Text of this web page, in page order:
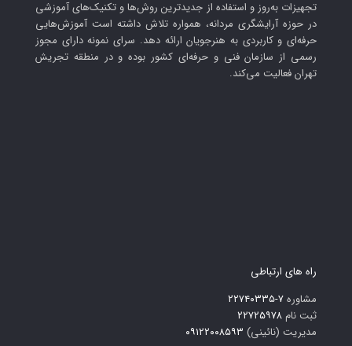
تجهیزات به‌روز و استفاده از جدیدترین روش‌ها و تکنیک‌های آموزشی
در حوزه آرایشگری مردانه، همواره تلاش داشته است آموزش‌هایی
حرفه‌ای و کاربردی به هنرجویان ارائه دهد. سرای نمونه دارای مجوز
رسمی از سازمان فنی و حرفه‌ای کشور بوده و در منطقه تجریش
تهران فعالیت می‌کند.
راه های ارتباطی
مشاوره۷-۲۲۷۴۰۳۳۵
ثبت نام ۲۲۷۲۵۹۷۸
مدیریت (نائینی) ۰۹۱۲۲۰۰۸۵۹۳